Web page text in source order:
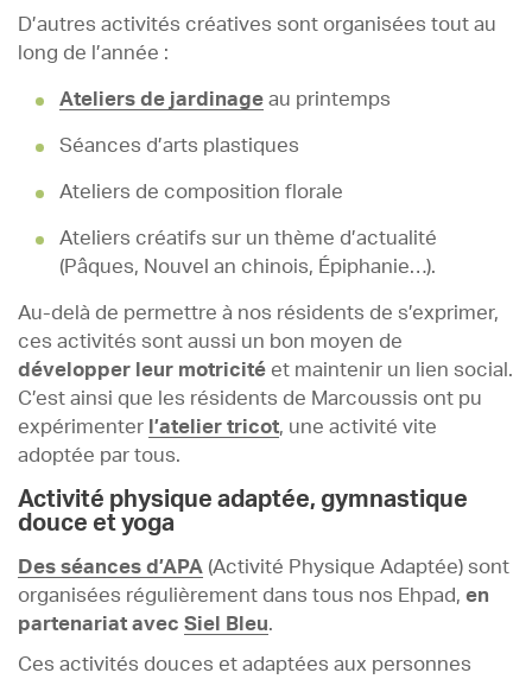
D’autres activités créatives sont organisées tout au
long de l’année :
Ateliers de jardinageau printemps
Séances d’arts plastiques
Ateliers de composition florale
Ateliers créatifs sur un thème d’actualité
(Pâques, Nouvel an chinois, Épiphanie…).
Au-delà de permettre à nos résidents de s’exprimer,
ces activités sont aussi un bon moyen de
développer leur motricité et maintenir un lien social.
C’est ainsi que les résidents de Marcoussis ont pu
expérimenter l’atelier tricot, une activité vite
adoptée par tous.
Activité physique adaptée, gymnastique
douce et yoga
Des séances d’APA (Activité Physique Adaptée) sont
organisées régulièrement dans tous nos Ehpad, en
partenariat avec Siel Bleu.
Ces activités douces et adaptées aux personnes